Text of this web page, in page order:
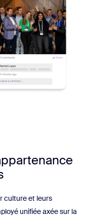
culture et leurs
unifiée axée sur la